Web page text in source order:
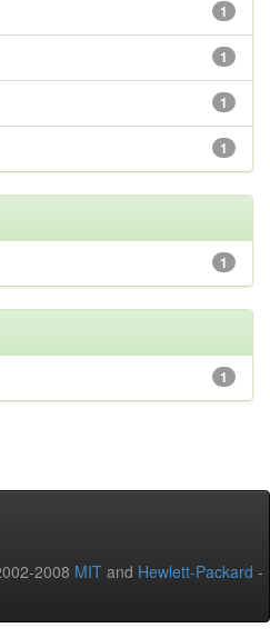
1
1
1
1
1
1
2008 MIT and Hewlett-Packard -